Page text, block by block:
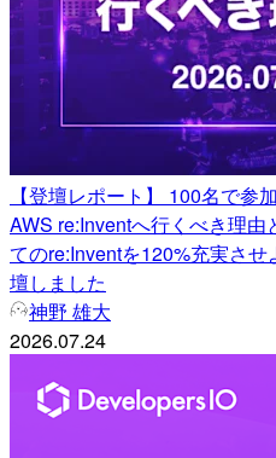
【登壇レポート】 100名で参
AWS re:Inventへ行くべき理
てのre:Inventを120%充実さ
壇しました
神野 雄大
2026.07.24